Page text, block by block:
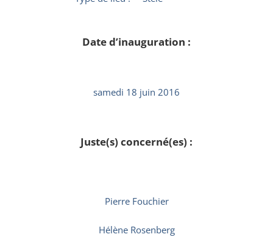
Date d’inauguration :
samedi 18 juin 2016
Juste(s) concerné(es) :
Pierre Fouchier
Hélène Rosenberg